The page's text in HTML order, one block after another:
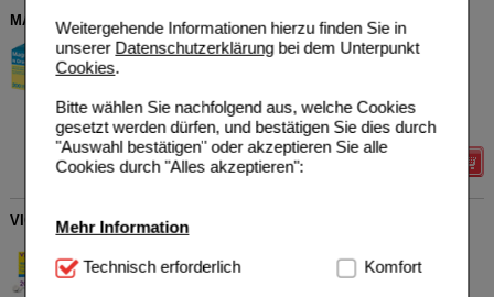
Weitergehende Informationen hierzu finden Sie in
unserer Datenschutzerklärungbei dem Unterpunkt
Cookies.
Bitte wählen Sie nachfolgend aus, welche Cookies
gesetzt werden dürfen, und bestätigen Sie dies durch
"Auswahl bestätigen" oder akzeptieren Sie alle
Cookies durch "Alles akzeptieren":
Mehr Information
Technisch Notwendig:Hierbei handelt es sich um
Technisch erforderlich Komfort
MAGNESIUM VERLA N Dragees
Verla-Pharm Arzneimittel
GmbH & Co. KG
200St Tabletten,
magensaftresistent
Sie sparen 5,80 €
VIGANTOL 1.000 I.E. Vitamin D3 Tabletten
Zweigniederlassung der